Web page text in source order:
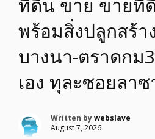
ที่ดิน ขาย ขายที่
พร้อมสิ่งปลูกสร้า
บางนา-ตราดกม
เอง ทุละซอยลาซ
Written bywebslave
August 7, 2026